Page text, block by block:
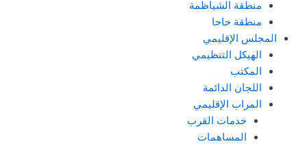
منطقة الشياظمة
منطقة حاحا
المجلس الإقليمي
الهيكل التنظيمي
المكتب
اللجان الدائمة
المراب الإقليمي
خدمات القرب
المساهمات